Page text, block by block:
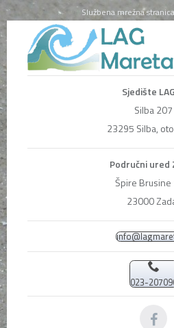
Službena mrežna
Sjedište
Silba 207
23295 Silba,
Područni ured
Špire Brusine
23000
023-